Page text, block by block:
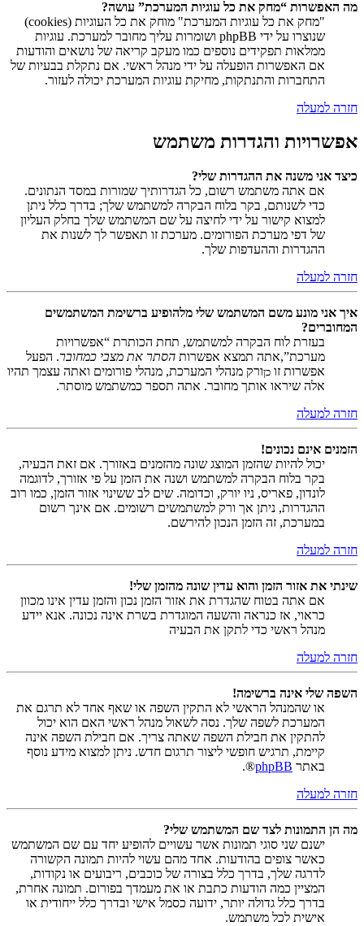
מה האפשרות “מחק את כל עוגיות המערכת” עושה?
"מחק את כל עוגיות המערכת" מוחק את כל העוגיות (cookies)
שנוצרו על ידי phpBB ושומרות עליך מחובר למערכת. עוגיות
ממלאות תפקידים נוספים כמו מעקב קריאה של נושאים והודעות
אם האפשרות הופעלה על ידי מנהל ראשי. אם נתקלת בבעיות של
התחברות והתנתקות, מחיקת עוגיות המערכת יכולה לעזור.
חזרה למעלה
אפשרויות והגדרות משתמש
כיצד אני משנה את ההגדרות שלי?
אם אתה משתמש רשום, כל הגדרותיך שמורות במסד הנתונים.
כדי לשנותם, בקר בלוח הבקרה למשתמש שלך; בדרך כלל ניתן
למצוא קישור על ידי לחיצה על שם המשתמש שלך בחלק העליון
של דפי מערכת הפורומים. מערכת זו תאפשר לך לשנות את
ההגדרות וההעדפות שלך.
חזרה למעלה
איך אני מונע משם המשתמש שלי מלהופיע ברשימת המשתמשים
המחוברים?
בעזרת לוח הבקרה למשתמש, תחת הכותרת “אפשרויות
מערכת”,אתה תמצא אפשרות הסתר את מצבי כמחובר. הפעל
אפשרות זו כןורק מנהלי המערכת, מנהלי פורומים ואתה עצמך תהיו
אלה שיראו אותך מחובר. אתה תספר כמשתמש מוסתר.
חזרה למעלה
הזמנים אינם נכונים!
יכול להיות שהזמן המוצג שונה מהזמנים באזורך. אם זאת הבעיה,
בקר בלוח הבקרה למשתמש ושנה את הזמן על פי אזורך, לדוגמה
לונדון, פאריס, ניו יורק, וכדומה. שים לב ששינוי אזור הזמן, כמו רוב
ההגדרות, ניתן אך ורק למשתמשים רשומים. אם אינך רשום
במערכת, זה הזמן הנכון להירשם.
חזרה למעלה
שינתי את אזור הזמן והוא עדין שונה מהזמן שלי!
אם אתה בטוח שהגדרת את אזור הזמן נכון והזמן עדין אינו מכוון
כראוי, אז כנראה והשעה המוגדרת בשרת אינה נכונה. אנא יידע
מנהל ראשי כדי לתקן את הבעיה
חזרה למעלה
השפה שלי אינה ברשימה!
או שהמנהל הראשי לא התקין השפה או שאף אחד לא תרגם את
המערכת לשפה שלך. נסה לשאול מנהל ראשי האם הוא יכול
להתקין את חבילת השפה שאתה צריך. אם חבילת השפה אינה
קיימת, תרגיש חופשי ליצור תרגום חדש. ניתן למצוא מידע נוסף
באתר phpBB
®.
חזרה למעלה
מה הן התמונות לצד שם המשתמש שלי?
ישנם שני סוגי תמונות אשר עשויים להופיע יחד עם שם המשתמש
כאשר צופים בהודעות. אחד מהם עשוי להיות תמונה הקשורה
לדרגה שלך, בדרך כלל בצורה של כוכבים, ריבועים או נקודות,
המציין כמה הודעות כתבת או את מעמדך בפורום. תמונה אחרת,
בדרך כלל גדולה יותר, ידועה כסמל אישי ובדרך כלל ייחודית או
אישית לכל משתמש.